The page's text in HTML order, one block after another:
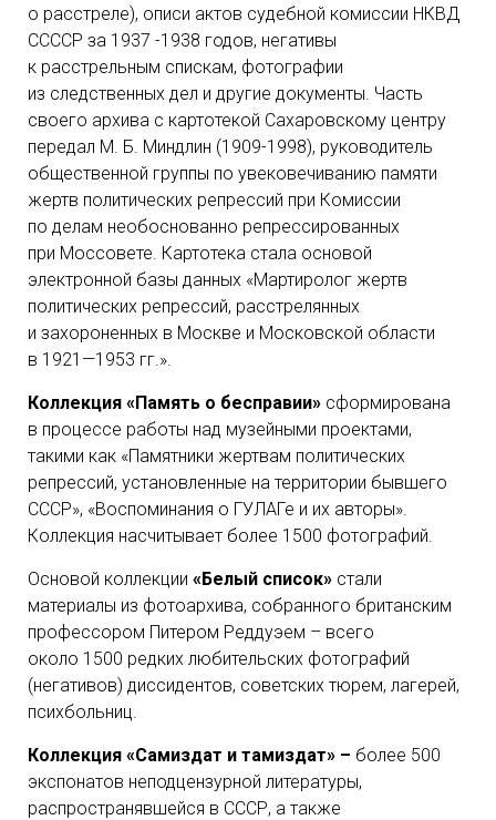
о расстреле), описи актов судебной комиссии НКВД
ССССР за 1937 -1938 годов, негативы
к расстрельным спискам, фотографии
из следственных дел и другие документы. Часть
своего архива с картотекой Сахаровскому центру
передал М. Б. Миндлин (1909-1998), руководитель
общественной группы по увековечиванию памяти
жертв политических репрессий при Комиссии
по делам необоснованно репрессированных
при Моссовете. Картотека стала основой
электронной базы данных «Мартиролог жертв
политических репрессий, расстрелянных
и захороненных в Москве и Московской области
в 1921—1953 гг.».
Коллекция «Память о бесправии» сформирована
в процессе работы над музейными проектами,
такими как «Памятники жертвам политических
репрессий, установленные на территории бывшего
СССР», «Воспоминания о ГУЛАГе и их авторы».
Коллекция насчитывает более 1500 фотографий.
Основой коллекции «Белый список» стали
материалы из фотоархива, собранного британским
профессором Питером Реддуэем – всего
около 1500 редких любительских фотографий
(негативов) диссидентов, советских тюрем, лагерей,
психбольниц.
Коллекция «Самиздат и тамиздат» – более 500
экспонатов неподцензурной литературы,
распространявшейся в СССР, а также